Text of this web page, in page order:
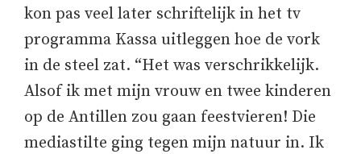
kon pas veel later schriftelijk in het tv
programma Kassa uitleggen hoe de vork
in de steel zat. “Het was verschrikkelijk.
Alsof ik met mijn vrouw en twee kinderen
op de Antillen zou gaan feestvieren! Die
mediastilte ging tegen mijn natuur in. Ik